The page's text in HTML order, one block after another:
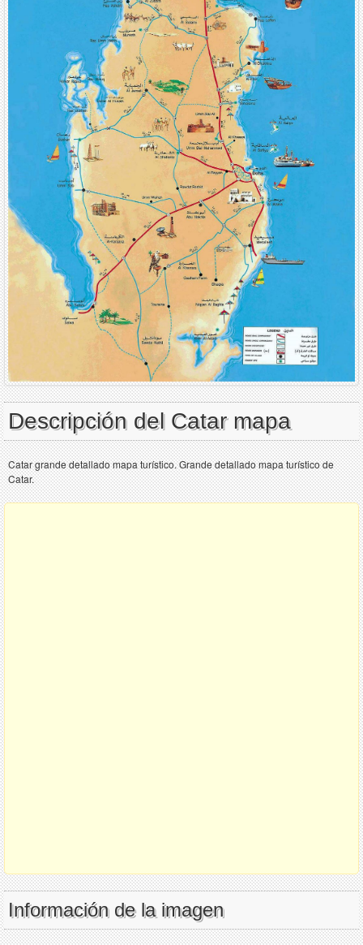
Descripción del Catar mapa
Catar grande detallado mapa turístico. Grande detallado mapa turístico de
Catar.
Información de la imagen